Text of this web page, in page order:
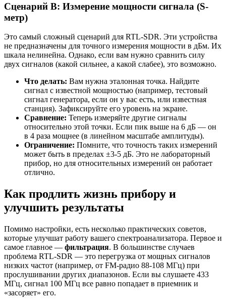
Сценарий В: Измерение мощности сигнала (S-
метр)
Это самый сложный сценарий для RTL-SDR. Эти устройства
не предназначены для точного измерения мощности в дБм. Их
шкала нелинейна. Однако, если вам нужно сравнить силу
двух сигналов (какой сильнее, а какой слабее), это возможно.
Что делать: Вам нужна эталонная точка. Найдите
сигнал с известной мощностью (например, тестовый
сигнал генератора, если он у вас есть, или известная
станция). Зафиксируйте его уровень на экране.
Сравнение: Теперь измеряйте другие сигналы
относительно этой точки. Если пик выше на 6 дБ — он
в 4 раза мощнее (в линейном масштабе амплитуды).
Ограничение: Помните, что точность таких измерений
может быть в пределах ±3-5 дБ. Это не лабораторный
прибор, но для относительных измерений он работает
отлично.
Как продлить жизнь прибору и
улучшить результаты
Помимо настройки, есть несколько практических советов,
которые улучшат работу вашего спектроанализатора. Первое и
самое главное — фильтрация. В большинстве случаев
проблема RTL-SDR — это перегрузка от мощных сигналов
низких частот (например, от FM-радио 88-108 МГц) при
прослушивании других диапазонов. Если вы слушаете 433
МГц, сигнал 100 МГц все равно попадает в приемник и
«засоряет» его.